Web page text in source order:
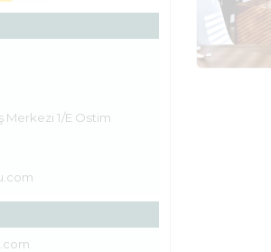
Merkezi 1/E Ostim